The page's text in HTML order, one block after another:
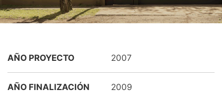
AÑO PROYECTO 2007
AÑO FINALIZACIÓN 2009